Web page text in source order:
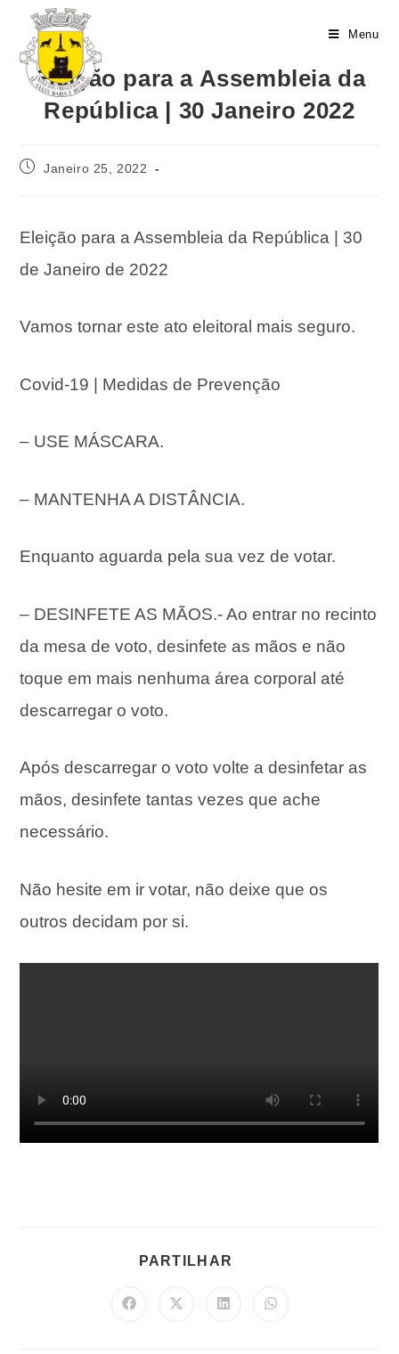
Menu
Eleição para a Assembleia da
República | 30 Janeiro 2022
Janeiro 25, 2022
Eleição para a Assembleia da República | 30
de Janeiro de 2022
Vamos tornar este ato eleitoral mais seguro.
Covid-19 | Medidas de Prevenção
– USE MÁSCARA.
– MANTENHA A DISTÂNCIA.
Enquanto aguarda pela sua vez de votar.
– DESINFETE AS MÃOS.- Ao entrar no recinto
da mesa de voto, desinfete as mãos e não
toque em mais nenhuma área corporal até
descarregar o voto.
Após descarregar o voto volte a desinfetar as
mãos, desinfete tantas vezes que ache
necessário.
Não hesite em ir votar, não deixe que os
outros decidam por si.